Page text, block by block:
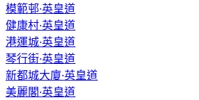
模範邨·英皇道
健康村·英皇道
港運城·英皇道
琴行街·英皇道
新都城大廈·英皇道
美麗閣·英皇道